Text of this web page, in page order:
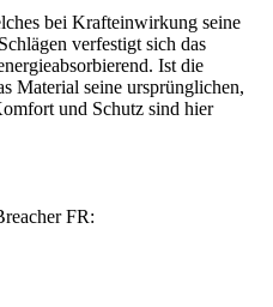
bei Krafteinwirkung seine
verfestigt sich das
Ist die
Material seine ursprünglichen,
und Schutz sind hier
FR: